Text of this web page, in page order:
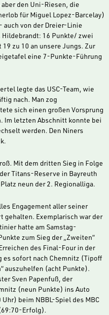
den Uni-Riesen, die
für Miguel Lopez-Barcelay)
von der Dreier-Linie
16 Punkte/ zwei
zu 10 an unsere Jungs. Zur
eine 7-Punkte-Führung
legte das USC-Team, wie
nach. Man zog
sich einen großen Vorsprung
Im letzten Abschnitt konnte bei
werden. Den Niners
Mit dem dritten Sieg in Folge
Titans-Reserve in Bayreuth
neun der 2. Regionalliga.
Engagement aller seiner
gehalten. Exemplarisch war der
hatte am Samstag-
zum Sieg der „Zweiten“
des Final-Four in der
es sofort nach Chemnitz (Tipoff
auszuhelfen (acht Punkte).
Sven Papenfuß, der
(neun Punkte) ins Auto
beim NBBL-Spiel des MBC
Erfolg).